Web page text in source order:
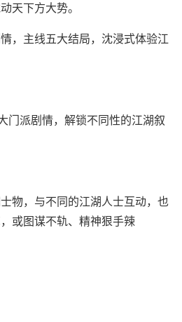
天下方大势。
，主线五大结局，沈浸式体验江
派剧情，解锁不同性的江湖叙
物，与不同的江湖人士互动，也
或图谋不轨、精神狠手辣